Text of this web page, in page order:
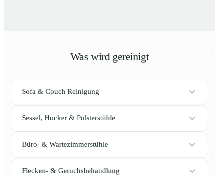
Was wird gereinigt
Sofa & Couch Reinigung
Sessel, Hocker & Polsterstühle
Büro- & Wartezimmerstühle
Flecken- & Geruchsbehandlung